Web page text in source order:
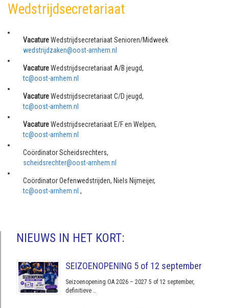
Wedstrijdsecretariaat
VacatureWedstrijdsecretariaat Senioren/Midweek
wedstrijdzaken@oost-arnhem.nl
VacatureWedstrijdsecretariaat A/B jeugd,
tc@oost-arnhem.nl
VacatureWedstrijdsecretariaat C/D jeugd,
tc@oost-arnhem.nl
VacatureWedstrijdsecretariaat E/F en Welpen,
tc@oost-arnhem.nl
Coördinator Scheidsrechters,
scheidsrechter@oost-arnhem.nl
Coördinator Oefenwedstrijden, Niels Nijmeijer,
tc@oost-arnhem.nl ,
NIEUWS IN HET KORT:
SEIZOENOPENING 5 of 12 september
Seizoenopening OA 2026 – 2027 5 of 12 september,
definitieve …